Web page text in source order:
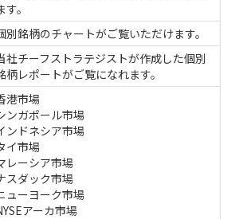
す。
別銘柄のチャートがご覧いただけます。
社チーフストラテジストが作成した個別
柄レポートがご覧になれます。
港市場
ンガポール市場
ンドネシア市場
イ市場
レーシア市場
スダック市場
ューヨーク市場
アーカ市場